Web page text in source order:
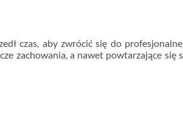
czas, aby zwrócić się do
zachowania, a nawet powtarzające się